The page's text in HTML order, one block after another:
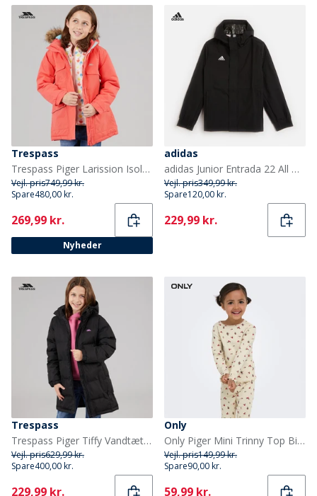
Trespass
Trespass Piger Larission Isoleret Vandtæt Parka Soft Orange
Vejl. pris749,99 kr.
Spare480,00 kr.
Current
269,99 kr.
Nyheder
adidas
adidas Junior Entrada 22 All Weather Jakke Sort
Vejl. pris349,99 kr.
Spare120,00 kr.
Current
229,99 kr.
Trespass
Trespass Piger Tiffy Vandtæt Lang Polstret Hættejakke Sort
Vejl. pris629,99 kr.
Spare400,00 kr.
Current
229,99 kr.
Only
Only Piger Mini Trinny Top Birch
Vejl. pris149,99 kr.
Spare90,00 kr.
Current
59,99 kr.